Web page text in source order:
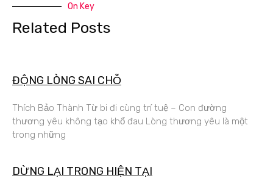
On Key
Related Posts
ĐỘNG LÒNG SAI CHỖ
Thích Bảo Thành Từ bi đi cùng trí tuệ – Con đường
thương yêu không tạo khổ đau Lòng thương yêu là một
trong những
DỪNG LẠI TRONG HIỆN TẠI